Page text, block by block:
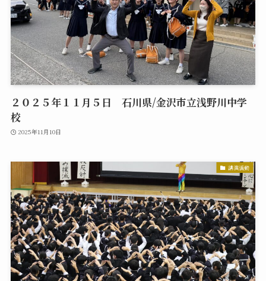
２０２５年１１月５日 石川県/金沢市立浅野川中学
校
2025年11月10日
講演活動